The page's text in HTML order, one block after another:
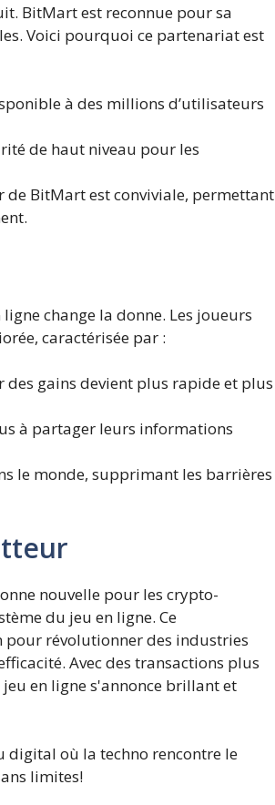
BitMart est reconnue pour sa
Voici pourquoi ce partenariat est
à des millions d’utilisateurs
de haut niveau pour les
de BitMart est conviviale, permettant
change la donne. Les joueurs
caractérisée par :
des gains devient plus rapide et plus
à partager leurs informations
le monde, supprimant les barrières
nouvelle pour les crypto-
du jeu en ligne. Ce
révolutionner des industries
Avec des transactions plus
en ligne s'annonce brillant et
digital où la techno rencontre le
limites!